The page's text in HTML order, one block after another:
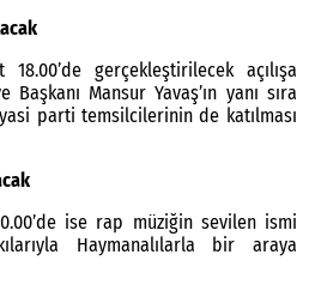
gerçekleştirilecek açılışa
Mansur Yavaş’ın yanı sıra
parti temsilcilerinin de katılması
ise rap müziğin sevilen ismi
Haymanalılarla bir araya